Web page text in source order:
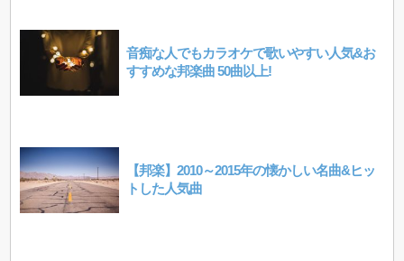
音痴な人でもカラオケで歌いやすい人気&お
すすめな邦楽曲 50曲以上!
【邦楽】2010～2015年の懐かしい名曲&ヒッ
トした人気曲